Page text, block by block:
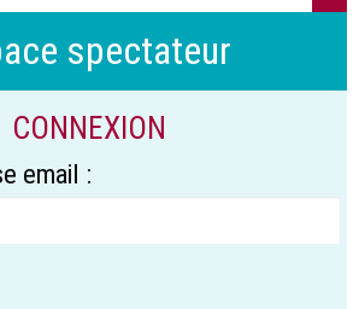
spectateur
CONNEXION
email :